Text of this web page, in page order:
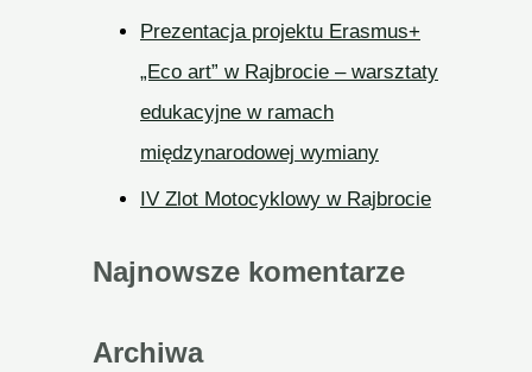
Prezentacja projektu Erasmus+
„Eco art” w Rajbrocie – warsztaty
edukacyjne w ramach
międzynarodowej wymiany
IV Zlot Motocyklowy w Rajbrocie
Najnowsze komentarze
Archiwa